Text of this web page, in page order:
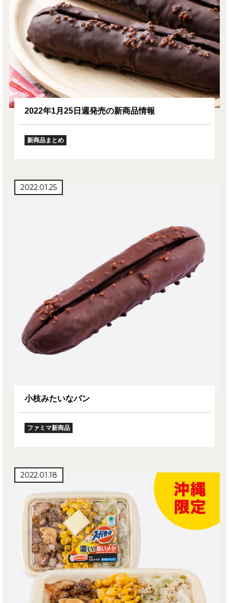
2022年1月25日週発売の新商品情報
新商品まとめ
2022.01.25
小枝みたいなパン
ファミマ新商品
2022.01.18